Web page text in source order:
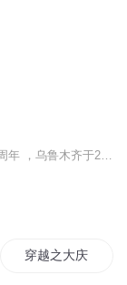
穿越之大庆帝国